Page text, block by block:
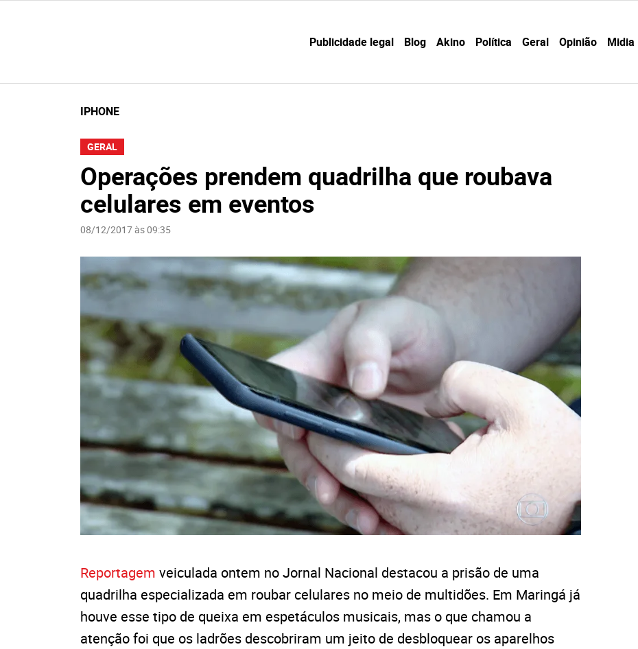
Publicidade legal Blog Akino Política Geral Opinião Midia
IPHONE
GERAL
Operações prendem quadrilha que roubava
celulares em eventos
08/12/2017 às 09:35
Reportagem veiculada ontem no Jornal Nacional destacou a prisão de uma
quadrilha especializada em roubar celulares no meio de multidões. Em Maringá já
houve esse tipo de queixa em espetáculos musicais, mas o que chamou a
atenção foi que os ladrões descobriram um jeito de desbloquear os aparelhos